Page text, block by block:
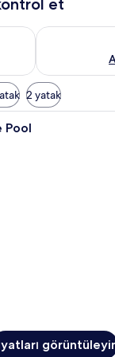
7 - Ağu 8
Yarın için
2 yatak
Villa Sunrise with
Pool